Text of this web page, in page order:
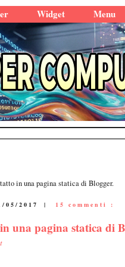
Widget Menu
in una pagina statica di Blogger.
05/2017 | 15 commenti :
una pagina statica di